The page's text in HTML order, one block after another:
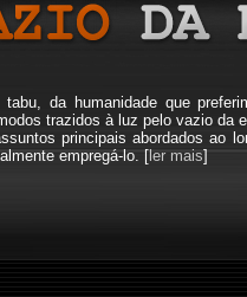
tabu, da humanidade que
trazidos à luz pelo vazio da
principais abordados ao
empregá-lo. [ler mais]